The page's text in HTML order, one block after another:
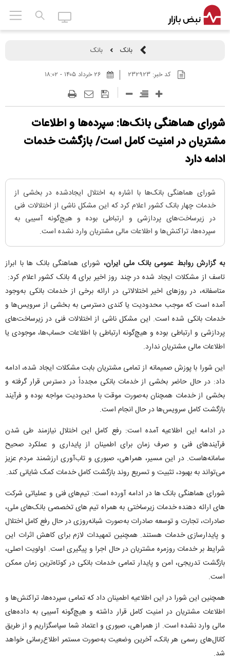
بانک بانک
کد خبر: ۲۳۲۹۲۳
شورای هماهنگی بانک‌ها: سپرده‌ها و اطلاعات
مشتریان در امنیت کامل است/ بازگشت خدمات
ادامه دارد
شورای هماهنگی بانک‌ها با اشاره به اختلال ایجادشده در بخشی از
خدمات چهار بانک کشور اعلام کرد که این مشکل ناشی از اختلالات فنی
در زیرساخت‌های پردازشی و ارتباطی بوده و هیچ‌گونه آسیبی به
سپرده‌ها، تراکنش‌ها و اطلاعات مالی مشتریان وارد نشده است.
به گزارش روابط عمومی بانک ملی ایران، شورای هماهنگی بانک ها با ابراز
تاسف از مشکلات ایجاد شده در چند روز اخیر برای 4 بانک کشور اعلام کرد:
متاسفانه، در روزهای اخیر اختلالاتی در ارائه برخی از خدمات بانکی به‌وجود
آمده است که موجب محدودیت یا کندی دسترسی به بخشی از سرویس‌ها و
خدمات بانکی شده است. این مشکل ناشی از اختلالات فنی در زیرساخت‌های
پردازشی و ارتباطی بوده و هیچ‌گونه ارتباطی با اطلاعات حساب‌ها، موجودی یا
اطلاعات مالی مشتریان ندارد.
این شورا با پوزش صمیمانه از تمامی مشتریان بابت مشکلات ایجاد شده، ادامه
داد: در حال حاضر بخشی از خدمات بانکی مجدداً در دسترس قرار گرفته و
بخشی از خدمات همچنان به‌صورت موقت با محدودیت مواجه بوده و فرآیند
بازگشت کامل سرویس‌ها در حال انجام است.
در ادامه این اطلاعیه آمده است: رفع کامل این اختلال نیازمند طی شدن
فرآیندهای فنی و صرف زمان برای اطمینان از پایداری و عملکرد صحیح
سامانه‌هاست. در این مسیر، همراهی، صبوری و تاب‌آوری ارزشمند مردم عزیز
می‌‌تواند به بهبود، تثبیت و تسریع روند بازگشت کامل خدمات کمک شایانی کند.
شورای هماهنگی بانک ها در ادامه آورده است: تیم‌های فنی و عملیاتی شرکت
های ارائه دهنده خدمات زیرساختی به همراه تیم های تخصصی بانک‌های ملی،
صادرات، تجارت و توسعه صادرات به‌صورت شبانه‌روزی در حال رفع کامل اختلال
و پایدارسازی خدمات هستند. همچنین تمهیدات لازم برای کاهش اثرات این
شرایط بر خدمات روزمره مشتریان در حال اجرا و پیگیری است. اولویت اصلی،
بازگشت تدریجی، امن و پایدار تمامی خدمات بانکی در کوتاه‌ترین زمان ممکن
است.
همچنین این شورا در این اطلاعیه اطمینان داد که تمامی سپرده‌ها، تراکنش‌ها و
اطلاعات مشتریان در امنیت کامل قرار داشته و هیچ‌گونه آسیبی به داده‌های
مالی وارد نشده است. از همراهی، صبوری و اعتماد شما سپاسگزاریم و از طریق
کانال‌های رسمی هر بانک، آخرین وضعیت به‌صورت مستمر اطلاع‌رسانی خواهد
شد.